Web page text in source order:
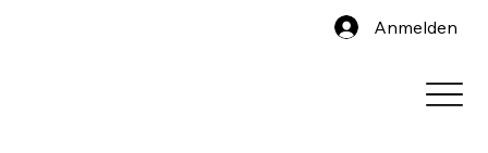
Anmelden